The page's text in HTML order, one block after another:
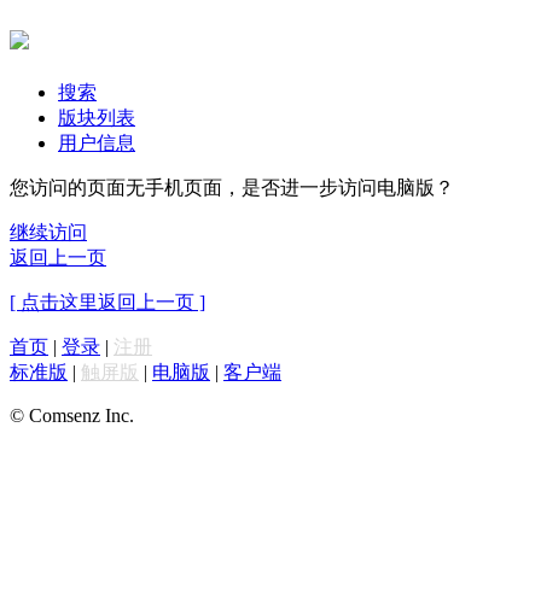
搜索
版块列表
用户信息
您访问的页面无手机页面，是否进一步访问电脑版？
继续访问
返回上一页
[ 点击这里返回上一页 ]
首页 | 登录 | 注册
标准版 | 触屏版 | 电脑版 | 客户端
© Comsenz Inc.